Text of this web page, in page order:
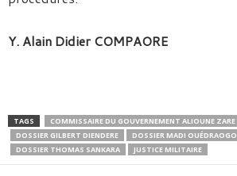
Y. Alain Didier COMPAORE
TAGS
COMMISSAIRE DU GOUVERNEMENT ALIOUNE ZARE
DOSSIER GILBERT DIENDERE
DOSSIER MADI OUÉDRAOGO
DOSSIER THOMAS SANKARA
JUSTICE MILITAIRE